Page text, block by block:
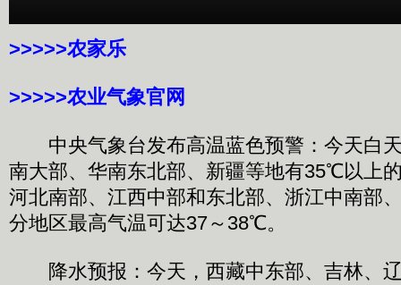
>>>>>农家乐
>>>>>农业气象官网
中央气象台发布高温蓝色预警：今天白
南大部、华南东北部、新疆等地有35℃以上
河北南部、江西中部和东北部、浙江中南部
分地区最高气温可达37～38℃。
降水预报：今天，西藏中东部、吉林、